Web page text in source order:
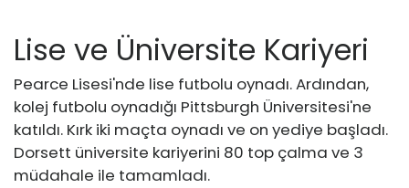
Lise ve Üniversite Kariyeri
Pearce Lisesi'nde lise futbolu oynadı. Ardından,
kolej futbolu oynadığı Pittsburgh Üniversitesi'ne
katıldı. Kırk iki maçta oynadı ve on yediye başladı.
Dorsett üniversite kariyerini 80 top çalma ve 3
müdahale ile tamamladı.